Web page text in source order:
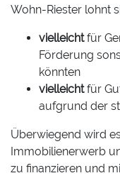
Wohn-Riester lohnt
vielleichtfür
Förderung
könnten
vielleichtfür
aufgrund der
Überwiegend wird
Immobilienerwerb
zu finanzieren und